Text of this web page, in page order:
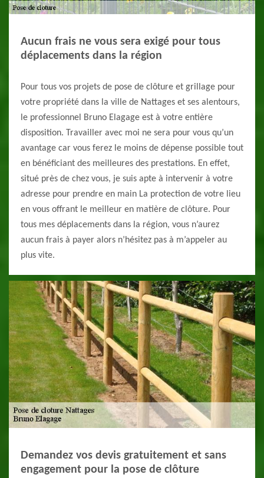
Aucun frais ne vous sera exigé pour tous
déplacements dans la région
Pour tous vos projets de pose de clôture et grillage pour
votre propriété dans la ville de Nattages et ses alentours,
le professionnel Bruno Elagage est à votre entière
disposition. Travailler avec moi ne sera pour vous qu’un
avantage car vous ferez le moins de dépense possible tout
en bénéficiant des meilleures des prestations. En effet,
situé près de chez vous, je suis apte à intervenir à votre
adresse pour prendre en main La protection de votre lieu
en vous offrant le meilleur en matière de clôture. Pour
tous mes déplacements dans la région, vous n’aurez
aucun frais à payer alors n’hésitez pas à m’appeler au
plus vite.
Demandez vos devis gratuitement et sans
engagement pour la pose de clôture